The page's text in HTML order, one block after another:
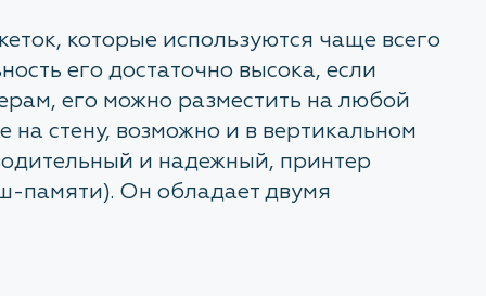
которые используются чаще всего
его достаточно высока, если
его можно разместить на любой
стену, возможно и в вертикальном
и надежный, принтер
памяти). Он обладает двумя